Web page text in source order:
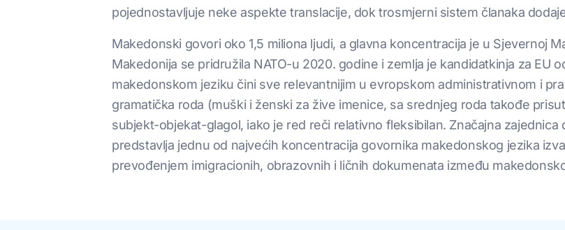
pojednostavljuje neke aspekte translacije, dok trosmjerni sistem članaka
Makedonski govori oko 1,5 miliona ljudi, a glavna koncentracija je u Sjevernoj
Makedonija se pridružila NATO-u 2020. godine i zemlja je kandidatkinja za EU
makedonskom jeziku čini sve relevantnijim u evropskom administrativnom i
gramatička roda (muški i ženski za žive imenice, sa srednjeg roda takođe
subjekt-objekat-glagol, iako je red reči relativno fleksibilan. Značajna zajednica
predstavlja jednu od najvećih koncentracija govornika makedonskog jezika
prevođenjem imigracionih, obrazovnih i ličnih dokumenata između